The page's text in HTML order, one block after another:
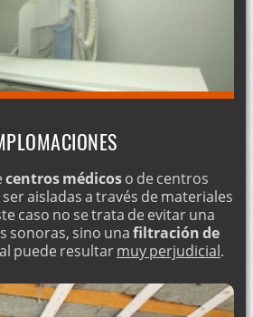
centros médicoso de centros
aisladas a través de materiales
caso no se trata de evitar una
sonoras, sino unafiltración de
puede resultarmuy perjudicial.